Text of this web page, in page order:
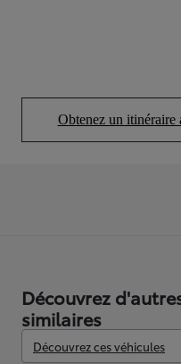
Obtenez un itinéraire
Découvrez
similaires
Découvrez ces véhicules